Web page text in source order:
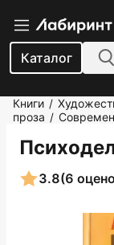
Каталог
Книги /
проза /
3.8(6